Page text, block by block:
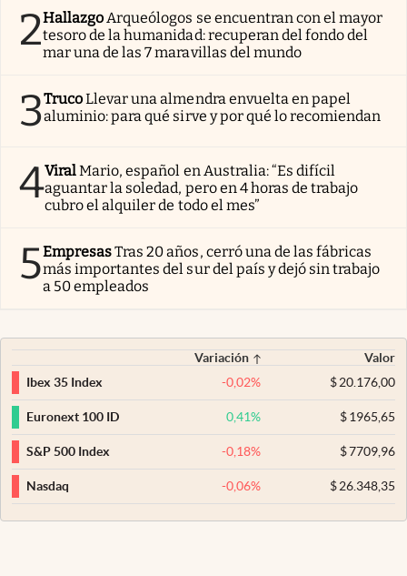
2Hallazgo Arqueólogos se encuentran con el mayor
tesoro de la humanidad: recuperan del fondo del
mar una de las 7 maravillas del mundo
3TrucoLlevar una almendra envuelta en papel
aluminio: para qué sirve y por qué lo recomiendan
4ViralMario, español en Australia: “Es difícil
aguantar la soledad, pero en 4 horas de trabajo
cubro el alquiler de todo el mes”
5EmpresasTras 20 años, cerró una de las fábricas
más importantes del sur del país y dejó sin trabajo
a 50 empleados
Variación
Valor
Ibex 35 Index
-0,02% $20.176,00
Euronext 100 ID 0,41% $1965,65
S&P 500 Index -0,18% $7709,96
Nasdaq -0,06% $26.348,35